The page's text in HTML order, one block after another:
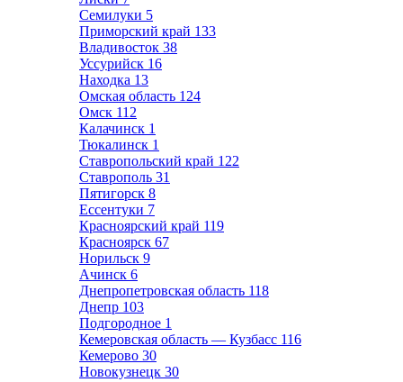
Семилуки 5
Приморский край 133
Владивосток 38
Уссурийск 16
Находка 13
Омская область 124
Омск 112
Калачинск 1
Тюкалинск 1
Ставропольский край 122
Ставрополь 31
Пятигорск 8
Ессентуки 7
Красноярский край 119
Красноярск 67
Норильск 9
Ачинск 6
Днепропетровская область 118
Днепр 103
Подгородное 1
Кемеровская область — Кузбасс 116
Кемерово 30
Новокузнецк 30